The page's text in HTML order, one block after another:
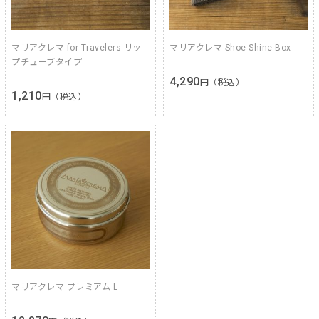
マリアクレマ for Travelers リッ
プチューブタイプ
1,210円（税込）
マリアクレマ Shoe Shine Box
4,290円（税込）
マリアクレマ プレミアム L